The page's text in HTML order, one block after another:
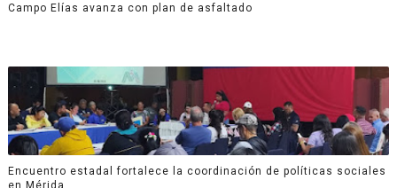
Campo Elías avanza con plan de asfaltado
Encuentro estadal fortalece la coordinación de políticas sociales
en Mérida